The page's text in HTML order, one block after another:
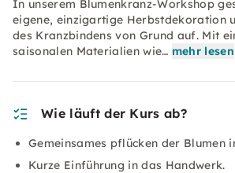
In unserem Blumenkranz-Workshop
eigene, einzigartige Herbstdekoration
des Kranzbindens von Grund auf. Mit
saisonalen Materialien wie… mehr lesen
Wie läuft der Kurs ab?
Gemeinsames pflücken der Blumen
Kurze Einführung in das Handwerk.